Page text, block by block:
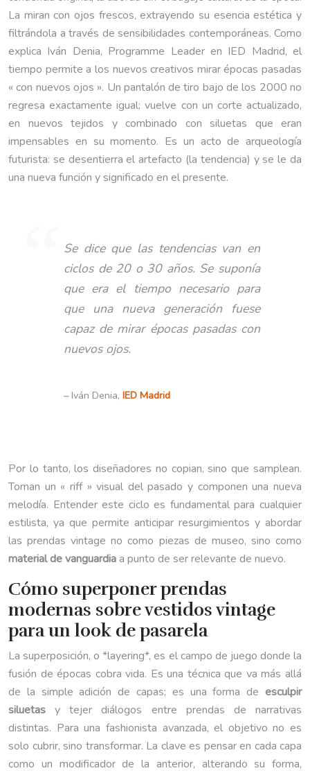
La miran con ojos frescos, extrayendo su esencia estética y
filtrándola a través de sensibilidades contemporáneas. Como
explica Iván Denia, Programme Leader en IED Madrid, el
tiempo permite a los nuevos creativos mirar épocas pasadas
« con nuevos ojos ». Un pantalón de tiro bajo de los 2000 no
regresa exactamente igual; vuelve con un corte actualizado,
en nuevos tejidos y combinado con siluetas que eran
impensables en su momento. Es un acto de arqueología
futurista: se desentierra el artefacto (la tendencia) y se le da
una nueva función y significado en el presente.
Se dice que las tendencias van en
ciclos de 20 o 30 años. Se suponía
que era el tiempo necesario para
que una nueva generación fuese
capaz de mirar épocas pasadas con
nuevos ojos.
– Iván Denia, IED Madrid
Por lo tanto, los diseñadores no copian, sino que samplean.
Toman un « riff » visual del pasado y componen una nueva
melodía. Entender este ciclo es fundamental para cualquier
estilista, ya que permite anticipar resurgimientos y abordar
las prendas vintage no como piezas de museo, sino como
material de vanguardiaa punto de ser relevante de nuevo.
Cómo superponer prendas
modernas sobre vestidos vintage
para un look de pasarela
La superposición, o *layering*, es el campo de juego donde la
fusión de épocas cobra vida. Es una técnica que va más allá
de la simple adición de capas; es una forma de esculpir
siluetas y tejer diálogos entre prendas de narrativas
distintas. Para una fashionista avanzada, el objetivo no es
solo cubrir, sino transformar. La clave es pensar en cada capa
como un modificador de la anterior, alterando su forma,